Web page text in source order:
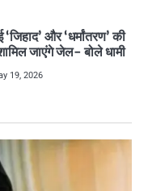
और ‘धर्मांतरण’ की
जाएंगे जेल- बोले धामी
19, 2026